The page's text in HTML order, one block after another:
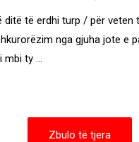
ditë të erdhi turp / për veten
nga gjuha jote e
ty …
Zbulo të tjera